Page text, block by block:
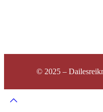
© 2025 –